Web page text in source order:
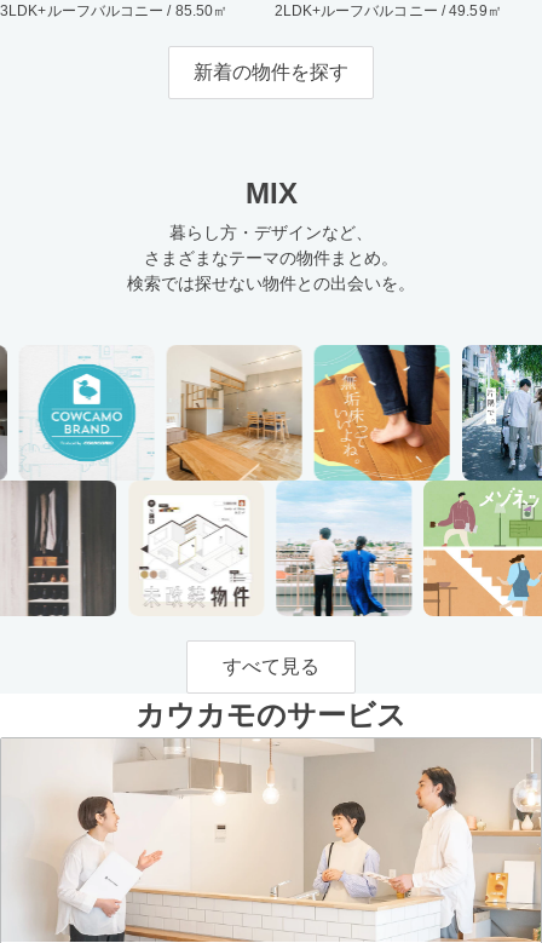
3LDK+ルーフバルコニー / 85.50㎡
2LDK+ルーフバルコニー / 49.59㎡
新着の物件を探す
MIX
暮らし方・デザインなど、
さまざまなテーマの物件まとめ。
検索では探せない物件との出会いを。
すべて見る
カウカモのサービス